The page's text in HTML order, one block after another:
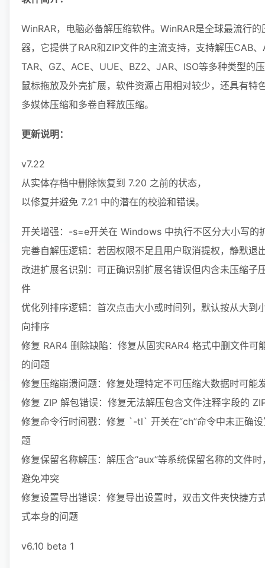
WinRAR，电脑必备解压缩软件。WinRAR是全球最流行
器，它提供了RAR和ZIP文件的主流支持，支持解压CAB
TAR、GZ、ACE、UUE、BZ2、JAR、ISO等多种类型的
鼠标拖放及外壳扩展，软件资源占用相对较少，还具有特
多媒体压缩和多卷自释放压缩。
更新说明：
v7.22
从实体存档中删除恢复到 7.20 之前的状态，
以修复并避免 7.21 中的潜在的校验和错误。
开关增强：-s=e开关在 Windows 中执行不区分大小写的
完善自解压逻辑：若因权限不足且用户取消提权，静默退
改进扩展名识别：可正确识别扩展名错误但内含未压缩子
件
优化列排序逻辑：首次点击大小或时间列，默认按从大到
向排序
修复 RAR4 删除缺陷：修复从固实RAR4 格式中删文件可
的问题
修复压缩崩溃问题：修复处理特定不可压缩大数据时可能
修复 ZIP 解包错误：修复无法解压包含文件注释字段的
修复命令行时间戳：修复 `-tl` 开关在“ch”命令中未正确
题
修复保留名称解压：解压含“aux”等系统保留名称的文件
避免冲突
修复设置导出错误：修复导出设置时，双击文件夹快捷方
式本身的问题
v6.10 beta 1